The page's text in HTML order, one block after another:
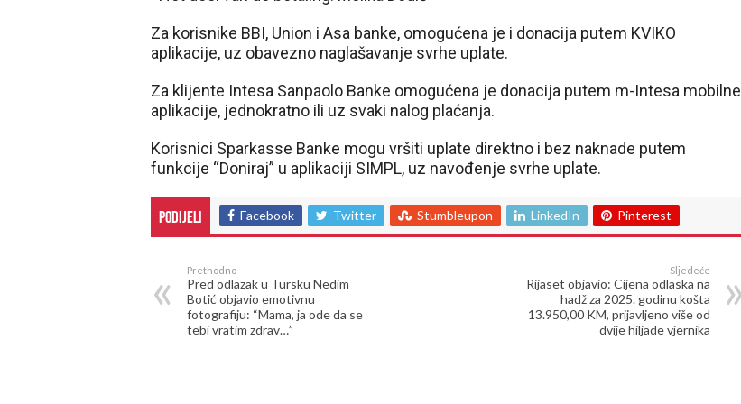
Za korisnike BBI, Union i Asa banke, omogućena je i donacija putem KVIKO
aplikacije, uz obavezno naglašavanje svrhe uplate.
Za klijente Intesa Sanpaolo Banke omogućena je donacija putem m-Intesa mobilne
aplikacije, jednokratno ili uz svaki nalog plaćanja.
Korisnici Sparkasse Banke mogu vršiti uplate direktno i bez naknade putem
funkcije “Doniraj” u aplikaciji SIMPL, uz navođenje svrhe uplate.
Podijeli Facebook Twitter Stumbleupon LinkedIn Pinterest
Prethodno
Pred odlazak u Tursku Nedim
Botić objavio emotivnu
fotografiju: “Mama, ja ode da se
tebi vratim zdrav…”
Sljedeće
Rijaset objavio: Cijena odlaska na
hadž za 2025. godinu košta
13.950,00 KM, prijavljeno više od
dvije hiljade vjernika